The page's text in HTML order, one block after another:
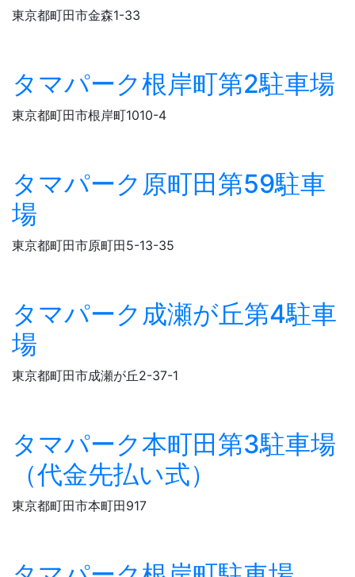
東京都町田市金森1-33
タマパーク根岸町第2駐車場
東京都町田市根岸町1010-4
タマパーク原町田第59駐車
場
東京都町田市原町田5-13-35
タマパーク成瀬が丘第4駐車
場
東京都町田市成瀬が丘2-37-1
タマパーク本町田第3駐車場
（代金先払い式）
東京都町田市本町田917